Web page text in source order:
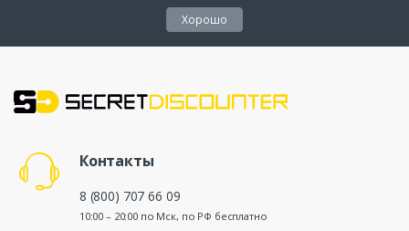
Хорошо
Контакты
8 (800) 707 66 09
10:00 – 20:00 по Мск, по РФ бесплатно